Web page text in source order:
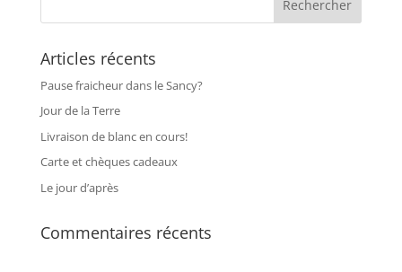
Articles récents
Pause fraicheur dans le Sancy?
Jour de la Terre
Livraison de blanc en cours!
Carte et chèques cadeaux
Le jour d’après
Commentaires récents